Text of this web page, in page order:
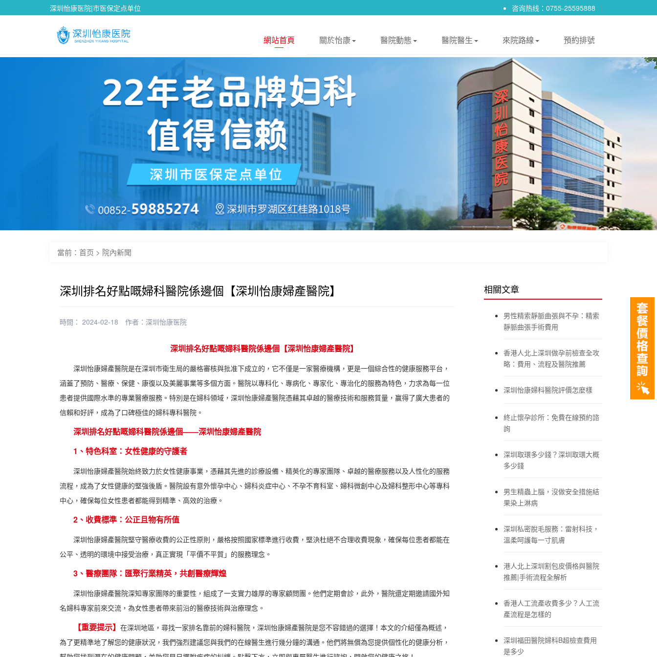
深圳怡康医院|市医保定点单位 咨询热线：0755-25595888 |
網站首頁 關於怡康 醫院動態 醫院醫生 來院路線 預約排號
當前： 首页 > 院內新聞
深圳排名好點嘅婦科醫院係邊個【深圳怡康婦產醫院】
時間： 2024-02-18 作者： 深圳怡康医院
深圳排名好點嘅婦科醫院係邊個【深圳怡康婦產醫院】
深圳怡康婦產醫院是在深圳市衛生局的嚴格審核與批准下成立的，它不僅是一家醫療機構，更是一個綜合性的健康服務平台，
涵蓋了預防、醫療、保健、康復以及美麗事業等多個方面。醫院以專科化、專病化、專家化、專治化的服務為特色，力求為每一位
患者提供國際水準的專業醫療服務。特別是在婦科領域，深圳怡康婦產醫院憑藉其卓越的醫療技術和服務質量，贏得了廣大患者的
信賴和好評，成為了口碑極佳的婦科專科醫院。
深圳排名好點嘅婦科醫院係邊個——深圳怡康婦產醫院
1、特色科室：女性健康的守護者
深圳怡康婦產醫院始終致力於女性健康事業，憑藉其先進的診療設備、精英化的專家團隊、卓越的醫療服務以及人性化的服務
流程，成為了女性健康的堅強後盾。醫院設有意外懷孕中心、婦科炎症中心、不孕不育科室、婦科微創中心及婦科整形中心等專科
中心，確保每位女性患者都能得到精準、高效的治療。
2、收費標準：公正且物有所值
深圳怡康婦產醫院堅守醫療收費的公正性原則，嚴格按照國家標準進行收費，堅決杜絕不合理收費現象，確保每位患者都能在
公平、透明的環境中接受治療，真正實現「平價不平質」的服務理念。
3、醫療團隊：匯聚行業精英，共創醫療輝煌
深圳怡康婦產醫院深知專家團隊的重要性，組成了一支實力雄厚的專家顧問團。他們定期會診，此外，醫院還定期邀請國外知
名婦科專家前來交流，為女性患者帶來前沿的醫療技術與治療理念。
【重要提示】 在深圳地區，尋找一家排名靠前的婦科醫院，深圳怡康婦產醫院是您不容錯過的選擇！本文的介紹僅為概述，
為了更精準地了解您的健康狀況，我們強烈建議您與我們的在線醫生進行幾分鐘的溝通。他們將無償為您提供個性化的健康分析，
相關文章
男性精索靜脈曲張與不孕：精索
靜脈曲張手術費用
香港人北上深圳做孕前檢查全攻
略：費用、流程及醫院推薦
深圳怡康婦科醫院評價怎麼樣
終止懷孕診所：免費在線預約諮
詢
深圳取環多少錢？深圳取環大概
多少錢
男生精蟲上腦，沒做安全措施結
果染上淋病
深圳私密脫毛服務：雷射科技，
溫柔呵護每一寸肌膚
港人北上深圳割包皮價格與醫院
推薦|手術流程全解析
香港人工流產收費多少？人工流
產流程是怎樣的
深圳福田醫院婦科B超檢查費用
是多少